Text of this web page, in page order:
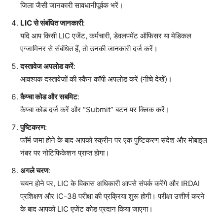
जिला जैसी जानकारी सावधानीपूर्वक भरें।
LIC से संबंधित जानकारी:
यदि आप किसी LIC एजेंट, कर्मचारी, डेवलपमेंट ऑफिसर या मेडिकल
एग्जामिनर से संबंधित हैं, तो उनकी जानकारी दर्ज करें।
दस्तावेज अपलोड करें:
आवश्यक दस्तावेजों की स्कैन कॉपी अपलोड करें (नीचे देखें)।
कैप्चा कोड और सबमिट:
कैप्चा कोड दर्ज करें और “Submit” बटन पर क्लिक करें।
पुष्टिकरण:
फॉर्म जमा होने के बाद आपको स्क्रीन पर एक पुष्टिकरण संदेश और मोबाइल
नंबर पर नोटिफिकेशन प्राप्त होगा।
अगले चरण:
चयन होने पर, LIC के विकास अधिकारी आपसे संपर्क करेंगे और IRDAI
प्रशिक्षण और IC-38 परीक्षा की प्रक्रिया शुरू होगी। परीक्षा उत्तीर्ण करने
के बाद आपको LIC एजेंट कोड प्रदान किया जाएगा।